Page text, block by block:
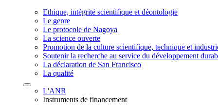
Ethique, intégrité scientifique et déontologie
Le genre
Le protocole de Nagoya
La science ouverte
Promotion de la culture scientifique, technique et
Soutenir la recherche au service du développement
La déclaration de San Francisco
La qualité
L'ANR
Instruments de financement